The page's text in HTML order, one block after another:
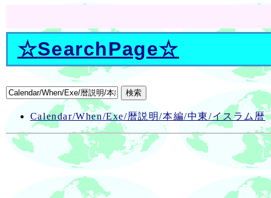
☆SearchPage☆
Calendar/When/Exe/暦説明/本編/中東/イスラム暦